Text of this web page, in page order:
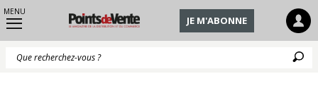
MENU
JE M'ABONNE